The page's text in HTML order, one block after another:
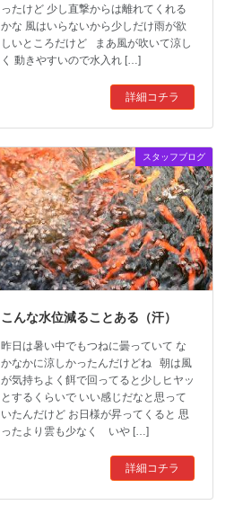
ったけど 少し直撃からは離れてくれる
かな 風はいらないから少しだけ雨が欲
しいところだけど まあ風が吹いて涼し
く 動きやすいので水入れ […]
詳細コチラ
スタッフブログ
こんな水位減ることある（汗）
昨日は暑い中でもつねに曇っていて な
かなかに涼しかったんだけどね 朝は風
が気持ちよく餌で回ってると少しヒヤッ
とするくらいで いい感じだなと思って
いたんだけど お日様が昇ってくると 思
ったより雲も少なく いや […]
詳細コチラ